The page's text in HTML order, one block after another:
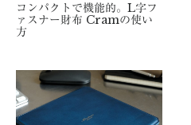
コンパクトで機能的。L字フ
ァスナー財布 Cramの使い
方